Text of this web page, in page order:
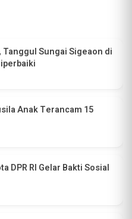
Tanggul Sungai Sigeaon di
Anak Terancam 15
DPR RI Gelar Bakti Sosial